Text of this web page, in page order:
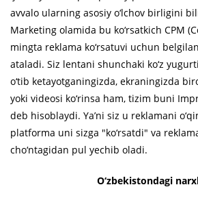
avvalo ularning asosiy o‘lchov birligini
Marketing olamida bu ko‘rsatkich CPM
mingta reklama ko‘rsatuvi uchun
ataladi. Siz lentani shunchaki ko‘z
o‘tib ketayotganingizda, ekraningizda
yoki videosi ko‘rinsa ham, tizim buni
deb hisoblaydi. Ya’ni siz u reklamani
platforma uni sizga "ko‘rsatdi" va
cho‘ntagidan pul yechib oladi.
O‘zbekistondagi